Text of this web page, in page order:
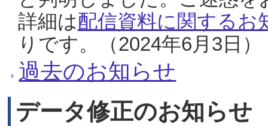
詳細は配信資料に関するお
りです。（2024年6月3日）
過去のお知らせ
データ修正のお知らせ